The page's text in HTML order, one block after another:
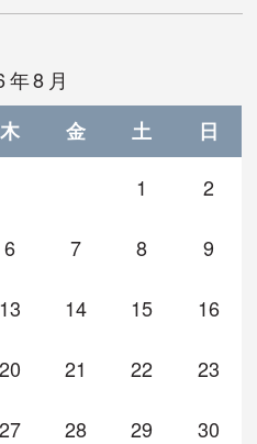
8月
木 金 土 日
1 2
6 7 8 9
13 14 15 16
20 21 22 23
27 28 29 30